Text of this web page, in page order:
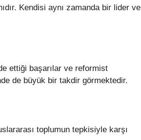
Kendisi aynı zamanda bir lider ve
ettiği başarılar ve reformist
de büyük bir takdir görmektedir.
toplumun tepkisiyle karşı